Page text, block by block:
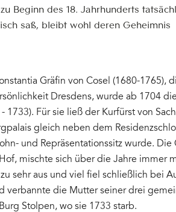
Beginn des 18. Jahrhunderts
Tisch saß, bleibt wohl deren Geheimnis
Gräfin von Cosel (1680-1765),
Dresdens, wurde ab 1704
1733). Für sie ließ der Kurfürst von
gleich neben dem
und Repräsentationssitz wurde.
mischte sich über die Jahre immer
sehr aus und viel fiel schließlich bei
verbannte die Mutter seiner drei
Stolpen, wo sie 1733 starb.